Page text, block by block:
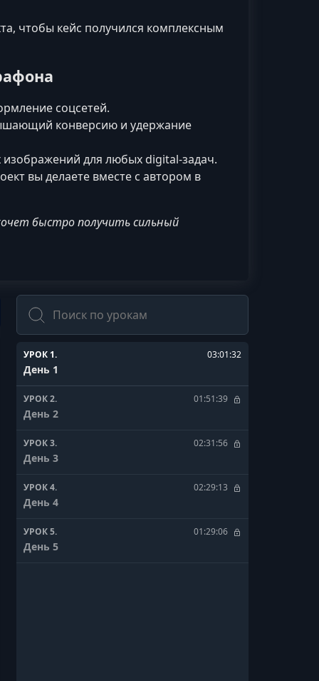
чтобы кейс получился комплексным
соцсетей.
конверсию и удержание
для любых digital-задач.
вы делаете вместе с автором в
быстро получить сильный
Поиск
УРОК 1. 03:01:32
День 1
УРОК 2. 01:51:39
День 2
УРОК 3. 02:31:56
День 3
УРОК 4. 02:29:13
День 4
УРОК 5. 01:29:06
День 5